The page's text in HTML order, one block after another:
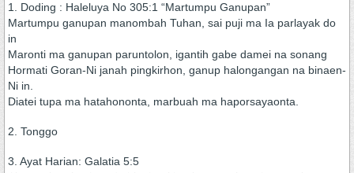
1. Doding : Haleluya No 305:1 “Martumpu Ganupan”
Martumpu ganupan manombah Tuhan, sai puji ma Ia parlayak do
in
Maronti ma ganupan paruntolon, igantih gabe damei na sonang
Hormati Goran-Ni janah pingkirhon, ganup halongangan na binaen-
Ni in.
Diatei tupa ma hatahononta, marbuah ma haporsayaonta.
2. Tonggo
3. Ayat Harian: Galatia 5:5